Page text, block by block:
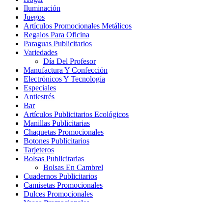
Iluminación
Juegos
Artículos Promocionales Metálicos
Regalos Para Oficina
Paraguas Publicitarios
Variedades
Día Del Profesor
Manufactura Y Confección
Electrónicos Y Tecnología
Especiales
Antiestrés
Bar
Artículos Publicitarios Ecológicos
Manillas Publicitarias
Chaquetas Promocionales
Botones Publicitarios
Tarjeteros
Bolsas Publicitarias
Bolsas En Cambrel
Cuadernos Publicitarios
Camisetas Promocionales
Dulces Promocionales